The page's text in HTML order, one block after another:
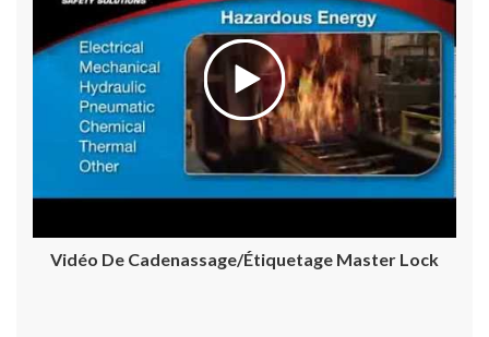
Vidéo De Cadenassage/étiquetage Master Lock